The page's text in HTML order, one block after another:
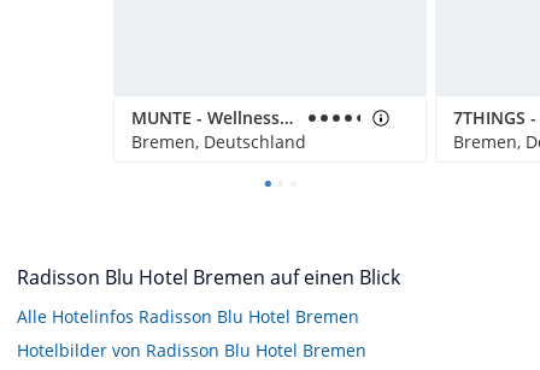
MUNTE - Wellnesshotel am Stadtwald
Bremen, Deutschland
Bremen,
Radisson Blu Hotel Bremen auf einen Blick
Alle Hotelinfos Radisson Blu Hotel Bremen
Hotelbilder von Radisson Blu Hotel Bremen